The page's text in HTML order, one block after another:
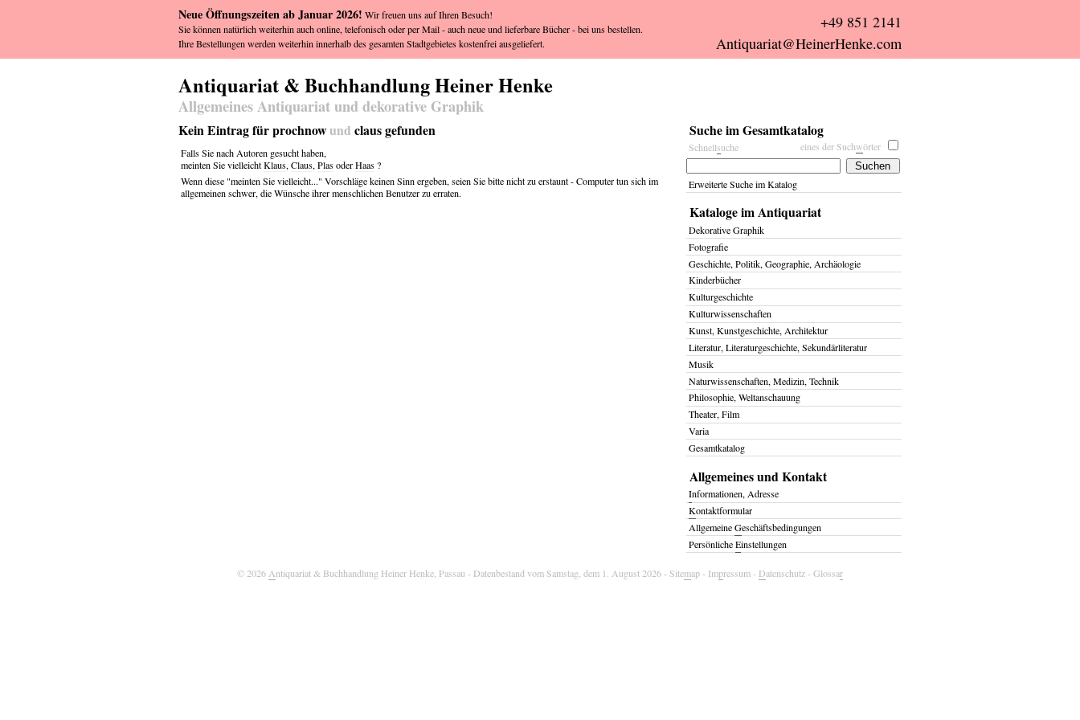
Antiquariat & Buchhandlung Heiner Henke
Allgemeines Antiquariat und dekorative Graphik
Kein Eintrag für prochnowund claus gefunden
Falls Sie nach Autoren gesucht haben,
meinten Sie vielleichtKlaus, Claus, PlasoderHaas?
Wenn diese "meinten Sie vielleicht..." Vorschläge keinen Sinn ergeben, seien Sie bitte nicht zu erstaunt - Computer tun sich im
allgemeinen schwer, die Wünsche ihrer menschlichen Benutzer zu erraten.
Suche im Gesamtkatalog
eines der Suchwörter
Schnellsuche
Erweiterte Suche im Katalog
Kataloge im Antiquariat
Dekorative Graphik
Fotografie
Geschichte, Politik, Geographie, Archäologie
Kinderbücher
Kulturgeschichte
Kulturwissenschaften
Kunst, Kunstgeschichte, Architektur
Literatur, Literaturgeschichte, Sekundärliteratur
Musik
Naturwissenschaften, Medizin, Technik
Philosophie, Weltanschauung
Theater, Film
Varia
Gesamtkatalog
Allgemeines und Kontakt
Informationen, Adresse
Kontaktformular
AllgemeineGeschäftsbedingungen
PersönlicheEinstellungen
© 2026Antiquariat & Buchhandlung Heiner Henke, Passau - Datenbestand vom Samstag, dem 1. August 2026 -Sitemap- Impressum- Datenschutz-Glossar
Neue Öffnungszeiten ab Januar 2026! Wir freuen uns auf Ihren Besuch!
Sie können natürlich weiterhin auch online, telefonisch oder per Mail - auch neue und lieferbare Bücher - bei uns bestellen.
Ihre Bestellungen werden weiterhin innerhalb des gesamten Stadtgebietes kostenfrei ausgeliefert.
+49 851 2141
Antiquariat@HeinerHenke.com